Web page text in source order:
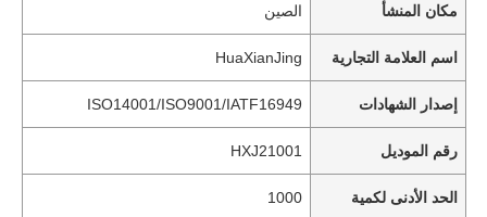
مكان المنشأ الصين
اسم العلامة التجارية HuaXianJing
إصدار الشهادات ISO14001/ISO9001/IATF16949
رقم الموديل HXJ21001
الحد الأدنى لكمية 1000